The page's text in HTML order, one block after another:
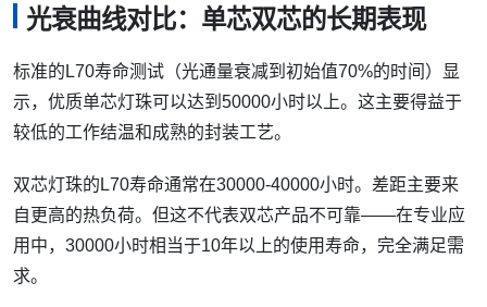
光衰曲线对比：单芯双芯的长期表现
标准的L70寿命测试（光通量衰减到初始值70%的时间）显
示，优质单芯灯珠可以达到50000小时以上。这主要得益于
较低的工作结温和成熟的封装工艺。
双芯灯珠的L70寿命通常在30000-40000小时。差距主要来
自更高的热负荷。但这不代表双芯产品不可靠——在专业应
用中，30000小时相当于10年以上的使用寿命，完全满足需
求。